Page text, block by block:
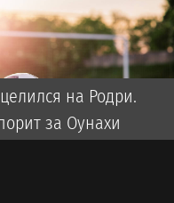
на Родри.
за Оунахи